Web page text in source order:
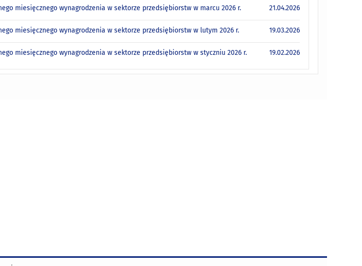
21.04.2026
miesięcznego wynagrodzenia w sektorze przedsiębiorstw w marcu 2026 r.
19.03.2026
miesięcznego wynagrodzenia w sektorze przedsiębiorstw w lutym 2026 r.
19.02.2026
miesięcznego wynagrodzenia w sektorze przedsiębiorstw w styczniu 2026 r.